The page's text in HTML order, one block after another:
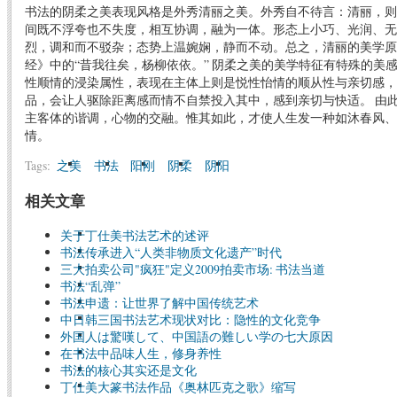
书法的阴柔之美表现风格是外秀清丽之美。外秀自不待言：清丽，
间既不浮夸也不失度，相互协调，融为一体。形态上小巧、光润、
烈，调和而不驳杂；态势上温婉娴，静而不动。总之，清丽的美学
经》中的“昔我往矣，杨柳依依。” 阴柔之美的美学特征有特殊的美
性顺情的浸染属性，表现在主体上则是悦性怡情的顺从性与亲切感
品，会让人驱除距离感而情不自禁投入其中，感到亲切与快适。 由
主客体的谐调，心物的交融。惟其如此，才使人生发一种如沐春风
情。
Tags: 之美 书法 阳刚 阴柔 阴阳
相关文章
关于丁仕美书法艺术的述评
书法传承进入“人类非物质文化遗产”时代
三大拍卖公司"疯狂"定义2009拍卖市场: 书法当道
书法“乱弹”
书法申遗：让世界了解中国传统艺术
中日韩三国书法艺术现状对比：隐性的文化竞争
外国人は驚嘆して、中国語の難しい学の七大原因
在书法中品味人生，修身养性
书法的核心其实还是文化
丁仕美大篆书法作品《奥林匹克之歌》缩写